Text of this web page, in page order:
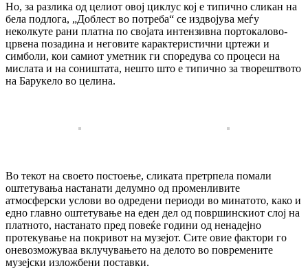
Но, за разлика од целиот овој циклус кој е типично сликан на
бела подлога, „Доблест во потреба“ се издвојува меѓу
неколкуте рани платна по својата интензивна портокаловo-
црвена позадина и неговите карактеристични цртежи и
симболи, кои самиот уметник ги споредува со процеси на
мислата и на соништата, нешто што е типично за творештвото
на Барукело во целина.
Во текот на своето постоење, сликата претрпела помали
оштетувања настанати делумно од променливите
атмосферски услови во одредени периоди во минатото, како и
едно главно оштетување на еден дел од површинскиот слој на
платното, настанато пред повеќе години од ненадејно
протекување на покривот на музејот. Сите овие фактори го
оневозможуваа вклучувањето на делото во повремените
музејски изложбени поставки.